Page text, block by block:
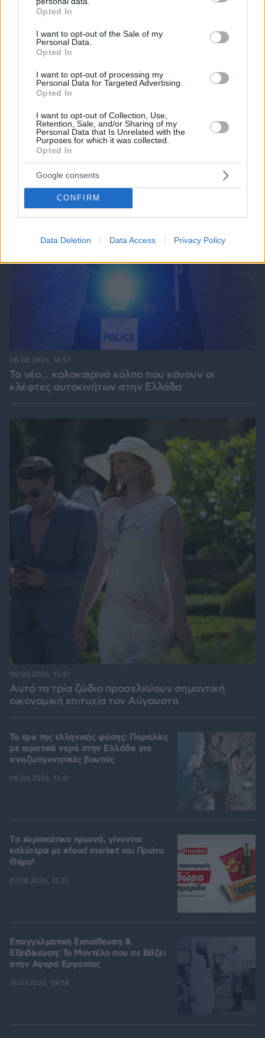
grant or deny consent to Google and its third-party tags to
use your data for below specified purposes in below Google
consent section.
Opted In
I want to opt-out of the Sale of my
Personal Data.
Opted In
I want to opt-out of processing my
Personal Data for Targeted Advertising.
Opted In
I want to opt-out of Collection, Use,
Retention, Sale, and/or Sharing of my
Personal Data that Is Unrelated with the
Purposes for which it was collected.
Opted In
Google consents
CONFIRM
Data Deletion Data Access Privacy Policy
Ανεύρυσμα: Απλό τεστ του αντίχειρα προμηνύει
τον αυξημένο κίνδυνο – Γίνεται σε 1 λεπτό
08.08.2026, 16:24
Το νέο... καλοκαιρινό κόλπο που κάνουν οι
κλέφτες αυτοκινήτων στην Ελλάδα
08.08.2026, 18:57
Αυτά τα τρία ζώδια προσελκύουν σημαντική
οικονομική επιτυχία τον Αύγουστο
08.08.2026, 15:41
Τα spa της ελληνικής φύσης: Παραλίες
με ιαματικά νερά στην Ελλάδα για
αναζωογονητικές βουτιές
08.08.2026, 13:41
Tα κυριακάτικα πρωινά, γίνονται
καλύτερα με efood market και Πρώτο
Θέμα!
07.08.2026, 12:25
Επαγγελματική Εκπαίδευση &
Εξειδίκευση: Το Mοντέλο που σε Bάζει
στην Aγορά Eργασίας
26.07.2026, 09:54